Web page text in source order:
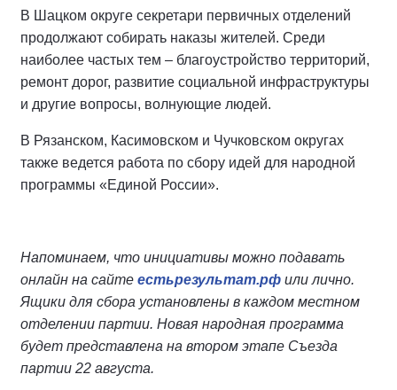
В Шацком округе секретари первичных отделений
продолжают собирать наказы жителей. Среди
наиболее частых тем – благоустройство территорий,
ремонт дорог, развитие социальной инфраструктуры
и другие вопросы, волнующие людей.
В Рязанском, Касимовском и Чучковском округах
также ведется работа по сбору идей для народной
программы «Единой России».
Напоминаем, что инициативы можно подавать
онлайн на сайте естьрезультат.рф или лично.
Ящики для сбора установлены в каждом местном
отделении партии. Новая народная программа
будет представлена на втором этапе Съезда
партии 22 августа.